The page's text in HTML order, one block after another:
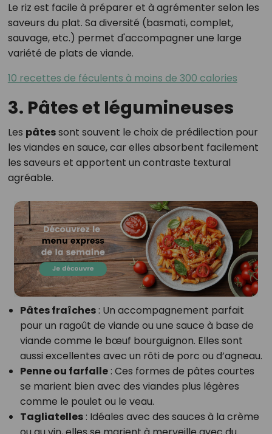
Le riz est facile à préparer et à agrémenter selon les
saveurs du plat. Sa diversité (basmati, complet,
sauvage, etc.) permet d'accompagner une large
variété de plats de viande.
10 recettes de féculents à moins de 300 calories
3. Pâtes et légumineuses
Les pâtessont souvent le choix de prédilection pour
les viandes en sauce, car elles absorbent facilement
les saveurs et apportent un contraste textural
agréable.
Pâtes fraîches: Un accompagnement parfait
pour un ragoût de viande ou une sauce à base de
viande comme le bœuf bourguignon. Elles sont
aussi excellentes avec un rôti de porc ou d’agneau.
Penne ou farfalle: Ces formes de pâtes courtes
se marient bien avec des viandes plus légères
comme le poulet ou le veau.
Tagliatelles: Idéales avec des sauces à la crème